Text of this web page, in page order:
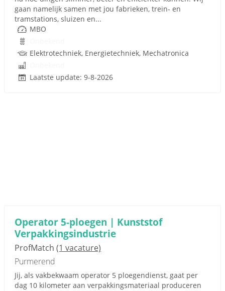
gaan namelijk samen met jou fabrieken, trein- en
tramstations, sluizen en...
MBO
Elektrotechniek, Energietechniek, Mechatronica
Laatste update: 9-8-2026
Operator 5-ploegen | Kunststof
Verpakkingsindustrie
ProfMatch (1 vacature)
Purmerend
Jij, als vakbekwaam operator 5 ploegendienst, gaat per
dag 10 kilometer aan verpakkingsmateriaal produceren